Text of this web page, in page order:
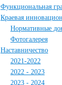
Функциональная
Краевая
Нормативные
Фотогалерея
Наставничество
2021-2022
2022 - 2023
2023 - 2024